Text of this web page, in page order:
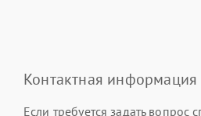
Контактная информация
Если требуется задать вопрос